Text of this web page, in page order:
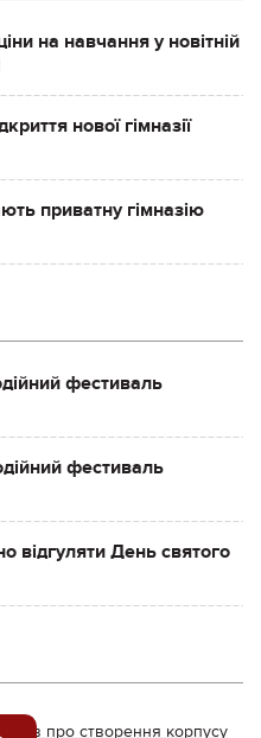
на навчання у новітній
нової гімназії
приватну гімназію
фестиваль
фестиваль
відгуляти День святого